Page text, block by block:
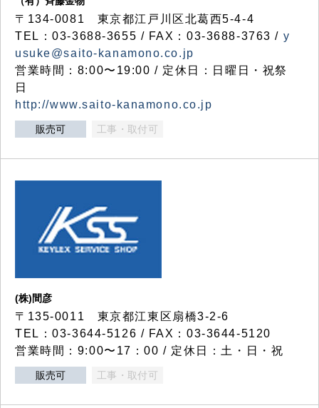
〒134-0081 東京都江戸川区北葛西5-4-4
TEL：03-3688-3655 / FAX：03-3688-3763 / y
usuke@saito-kanamono.co.jp
営業時間：8:00〜19:00 / 定休日：日曜日・祝祭
日
http://www.saito-kanamono.co.jp
販売可 工事・取付可
(株)間彦
〒135-0011 東京都江東区扇橋3-2-6
TEL：03-3644-5126 / FAX：03-3644-5120
営業時間：9:00〜17：00 / 定休日：土・日・祝
販売可 工事・取付可